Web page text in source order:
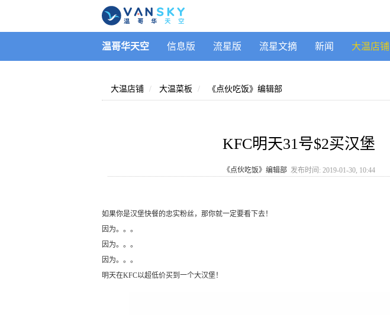
温哥华天空 信息版 流星版 流星文摘 新闻 大温店铺
大温店铺 大温菜板 《点伙吃饭》编辑部
KFC明天31号$2买汉堡
《点伙吃饭》编辑部 发布时间: 2019-01-30, 10:44
如果你是汉堡快餐的忠实粉丝，那你就一定要看下去！
因为。。。
因为。。。
因为。。。
明天在KFC以超低价买到一个大汉堡！